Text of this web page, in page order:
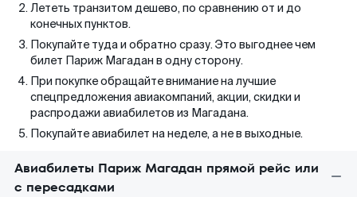
Лететь транзитом дешево, по сравнению от и до
конечных пунктов.
Покупайте туда и обратно сразу. Это выгоднее чем
билет Париж Магадан в одну сторону.
При покупке обращайте внимание на лучшие
спецпредложения авиакомпаний, акции, скидки и
распродажи авиабилетов из Магадана.
Покупайте авиабилет на неделе, а не в выходные.
Авиабилеты Париж Магадан прямой рейс или
с пересадками